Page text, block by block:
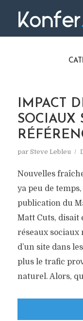
IMPACT
SOCIAUX
par Steve Lebleu
Nouvelles
ya peu de
publication du
Matt Cuts, disait
réseaux sociaux
d’un site dans
plus le trafic
naturel. Alors,